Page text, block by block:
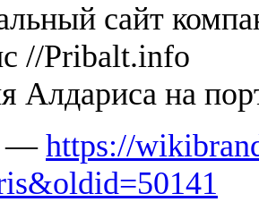
сайт
//Pribalt.info
Алдариса на
— https://